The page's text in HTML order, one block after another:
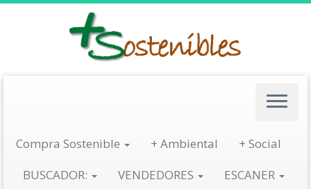
Compra Sostenible + Ambiental
+ Social
BUSCADOR:
VENDEDORES
ESCANER
Tags: marca